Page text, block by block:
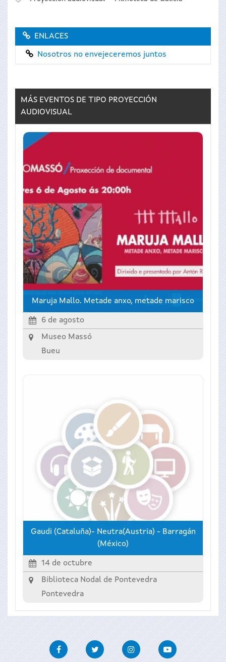
ENLACES
Nosotros no envejeceremos juntos
MÁS EVENTOS DE TIPO PROYECCIÓN
AUDIOVISUAL
Maruja Mallo. Metade anxo, metade marisco
6 de agosto
Museo Massó
Bueu
Gaudi (Cataluña)- Neutra(Austria) - Barragán
(México)
14 de octubre
Biblioteca Nodal de Pontevedra
Pontevedra
FacebookTwitter InstagramYoutube